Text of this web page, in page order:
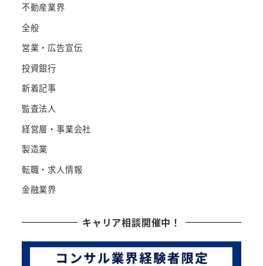
不動産業界
全般
営業・広告宣伝
投資銀行
新着記事
監査法人
経営層・事業会社
製造業
転職・求人情報
金融業界
キャリア相談開催中！